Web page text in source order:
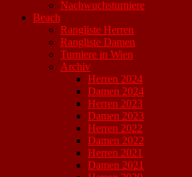
Nachwuchsturniere
Beach
Rangliste Herren
Rangliste Damen
Turniere in Wien
Archiv
Herren 2024
Damen 2024
Herren 2023
Damen 2023
Herren 2022
Damen 2022
Herren 2021
Damen 2021